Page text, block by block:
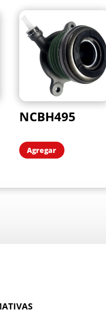
NCBH495
Agregar